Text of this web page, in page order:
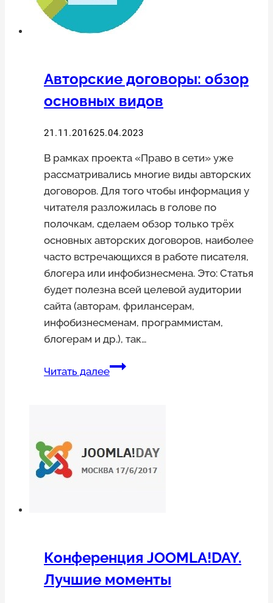
Интернете?
Авторские договоры: обзор
основных видов
21.11.201625.04.2023
В рамках проекта «Право в сети» уже
рассматривались многие виды авторских
договоров. Для того чтобы информация у
читателя разложилась в голове по
полочкам, сделаем обзор только трёх
основных авторских договоров, наиболее
часто встречающихся в работе писателя,
блогера или инфобизнесмена. Это: Статья
будет полезна всей целевой аудитории
сайта (авторам, фрилансерам,
инфобизнесменам, программистам,
блогерам и др.), так…
Читать далееАвторские
Конференция JOOMLA!DAY.
Лучшие моменты